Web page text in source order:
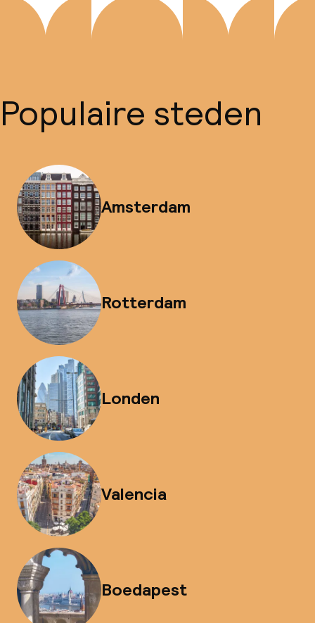
Populaire steden
Amsterdam
Rotterdam
Londen
Valencia
Boedapest